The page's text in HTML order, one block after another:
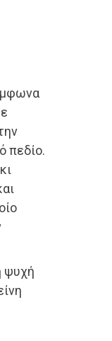
πεδίο.
ψυχή